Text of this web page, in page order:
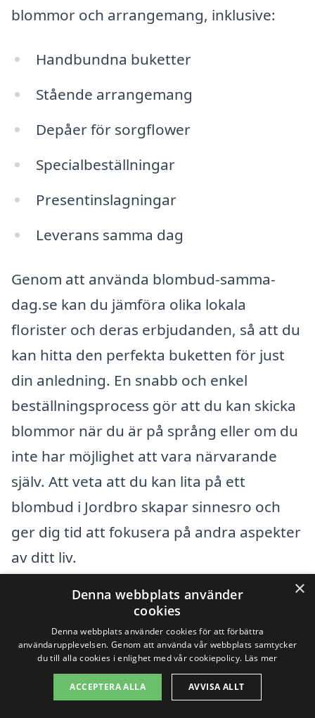
blommor och arrangemang, inklusive:
Handbundna buketter
Stående arrangemang
Depåer för sorgflower
Specialbeställningar
Presentinslagningar
Leverans samma dag
Genom att använda blombud-samma-
dag.se kan du jämföra olika lokala
florister och deras erbjudanden, så att du
kan hitta den perfekta buketten för just
din anledning. En snabb och enkel
beställningsprocess gör att du kan skicka
blommor när du är på språng eller om du
inte har möjlighet att vara närvarande
själv. Att veta att du kan lita på ett
blombud i Jordbro skapar sinnesro och
ger dig tid att fokusera på andra aspekter
av ditt liv.
För att enkelt beställa blommor kan du
navigera mellan olika kategorier på vår
plattform och välja vad som passar bäst
för den specifika tillfället. Blombud i
Jordbro arbetar med noggrant utvalda
×
Denna webbplats använder
cookies
Denna webbplats använder cookies för att förbättra
användarupplevelsen. Genom att använda vår webbplats samtycker
du till alla cookies i enlighet med vår cookiepolicy. Läs mer
ACCEPTERA ALLA AVVISA ALLT